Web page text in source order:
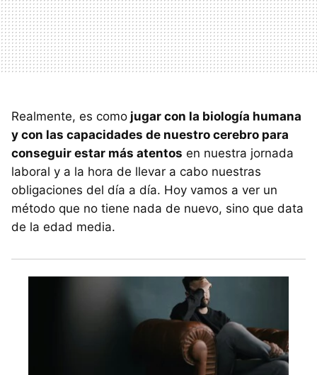
Realmente, es como jugar con la biología humana
y con las capacidades de nuestro cerebro para
conseguir estar más atentos en nuestra jornada
laboral y a la hora de llevar a cabo nuestras
obligaciones del día a día. Hoy vamos a ver un
método que no tiene nada de nuevo, sino que data
de la edad media.